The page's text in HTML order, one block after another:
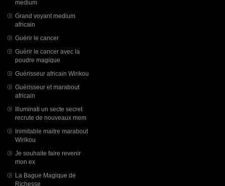
medium
Grand voyant medium
africain
Guérir le cancer
Guérir le cancer avec la
poudre magique
Guérisseur africain Wirikou
Guérisseur et marabout
africain
Illuminati un secte secret
recrute de nouveaux mem
Inimitable maitre marabout
Wirikou
Je souhaite faire revenir
mon ex
La Bague Magique de
Richesse